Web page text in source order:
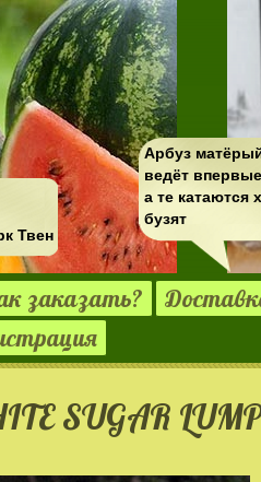
Арбуз
ведёт
а те катаются
бузят
Твен
заказать?
SUGAR